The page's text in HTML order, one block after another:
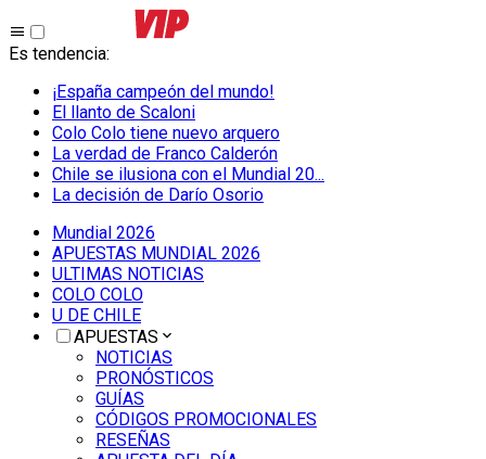
Es tendencia:
¡España campeón del mundo!
El llanto de Scaloni
Colo Colo tiene nuevo arquero
La verdad de Franco Calderón
Chile se ilusiona con el Mundial 20...
La decisión de Darío Osorio
Mundial 2026
APUESTAS MUNDIAL 2026
ULTIMAS NOTICIAS
COLO COLO
U DE CHILE
APUESTAS
NOTICIAS
PRONÓSTICOS
GUÍAS
CÓDIGOS PROMOCIONALES
RESEÑAS